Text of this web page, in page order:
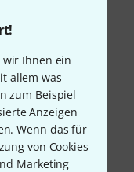
wir Ihnen ein
allem was
zum Beispiel
Anzeigen
Wenn das für
von Cookies
Marketing